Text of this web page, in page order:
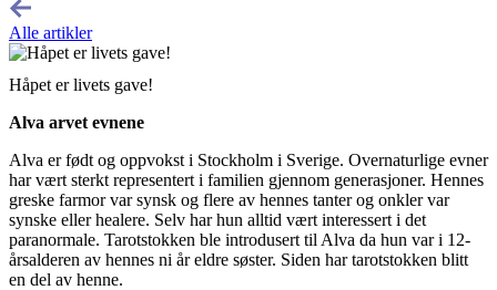
Alle artikler
Håpet er livets gave!
Alva arvet evnene
Alva er født og oppvokst i Stockholm i Sverige. Overnaturlige evner
har vært sterkt representert i familien gjennom generasjoner. Hennes
greske farmor var synsk og flere av hennes tanter og onkler var
synske eller healere. Selv har hun alltid vært interessert i det
paranormale. Tarotstokken ble introdusert til Alva da hun var i 12-
årsalderen av hennes ni år eldre søster. Siden har tarotstokken blitt
en del av henne.